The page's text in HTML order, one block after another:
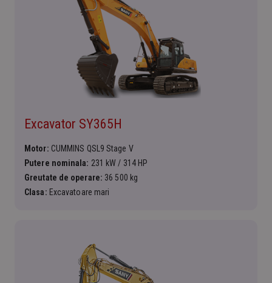
Excavator SY365H
Motor: CUMMINS QSL9 Stage V
Putere nominala: 231 kW / 314 HP
Greutate de operare: 36 500 kg
Clasa: Excavatoare mari